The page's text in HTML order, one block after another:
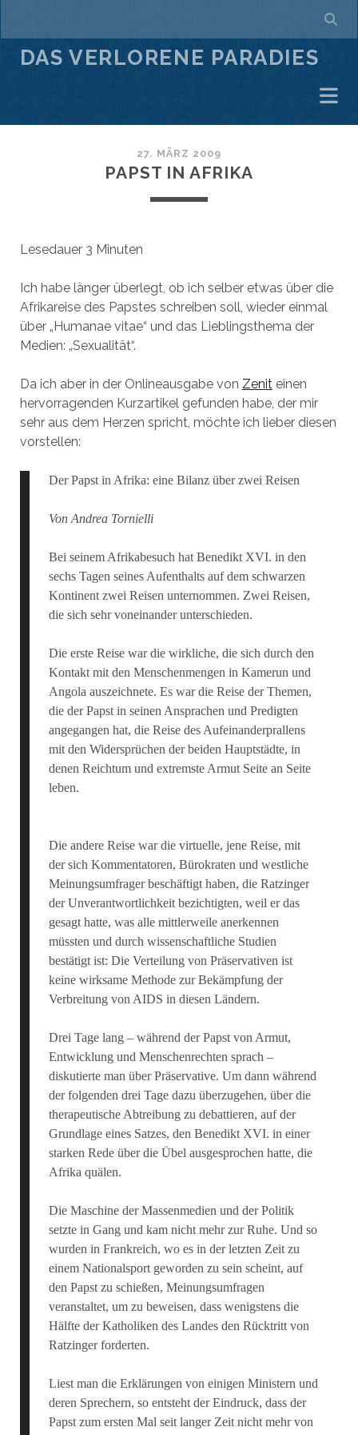
DAS VERLORENE PARADIES
27. MÄRZ 2009
PAPST IN AFRIKA
Lesedauer 3 Minuten
Ich habe länger überlegt, ob ich selber etwas über die
Afrikareise des Papstes schreiben soll, wieder einmal
über „Humanae vitae“ und das Lieblingsthema der
Medien: „Sexualität“.
Da ich aber in der Onlineausgabe von Zeniteinen
hervorragenden Kurzartikel gefunden habe, der mir
sehr aus dem Herzen spricht, möchte ich lieber diesen
vorstellen:
Der Papst in Afrika: eine Bilanz über zwei Reisen
Von Andrea Tornielli
Bei seinem Afrikabesuch hat Benedikt XVI. in den
sechs Tagen seines Aufenthalts auf dem schwarzen
Kontinent zwei Reisen unternommen. Zwei Reisen,
die sich sehr voneinander unterschieden.
Die erste Reise war die wirkliche, die sich durch den
Kontakt mit den Menschenmengen in Kamerun und
Angola auszeichnete. Es war die Reise der Themen,
die der Papst in seinen Ansprachen und Predigten
angegangen hat, die Reise des Aufeinanderprallens
mit den Widersprüchen der beiden Hauptstädte, in
denen Reichtum und extremste Armut Seite an Seite
leben.
Die andere Reise war die virtuelle, jene Reise, mit
der sich Kommentatoren, Bürokraten und westliche
Meinungsumfrager beschäftigt haben, die Ratzinger
der Unverantwortlichkeit bezichtigten, weil er das
gesagt hatte, was alle mittlerweile anerkennen
müssten und durch wissenschaftliche Studien
bestätigt ist: Die Verteilung von Präservativen ist
keine wirksame Methode zur Bekämpfung der
Verbreitung von AIDS in diesen Ländern.
Drei Tage lang – während der Papst von Armut,
Entwicklung und Menschenrechten sprach –
diskutierte man über Präservative. Um dann während
der folgenden drei Tage dazu überzugehen, über die
therapeutische Abtreibung zu debattieren, auf der
Grundlage eines Satzes, den Benedikt XVI. in einer
starken Rede über die Übel ausgesprochen hatte, die
Afrika quälen.
Die Maschine der Massenmedien und der Politik
setzte in Gang und kam nicht mehr zur Ruhe. Und so
wurden in Frankreich, wo es in der letzten Zeit zu
einem Nationalsport geworden zu sein scheint, auf
den Papst zu schießen, Meinungsumfragen
veranstaltet, um zu beweisen, dass wenigstens die
Hälfte der Katholiken des Landes den Rücktritt von
Ratzinger forderten.
Liest man die Erklärungen von einigen Ministern und
deren Sprechern, so entsteht der Eindruck, dass der
Papst zum ersten Mal seit langer Zeit nicht mehr von